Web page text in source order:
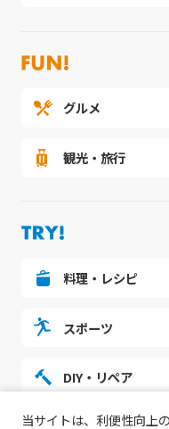
グルメ
観光・旅行
料理・レシピ
スポーツ
DIY・リペア
当サイトは、利便性向上